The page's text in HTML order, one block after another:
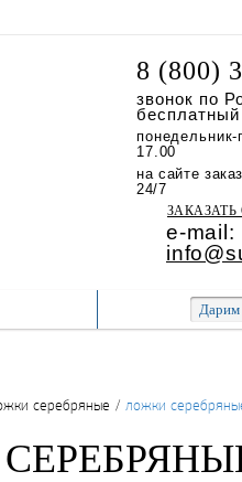
8 (800)
звонок по
бесплатный
17.00
на сайте
24/7
e-mail:
Дарим
серебряные / ложки